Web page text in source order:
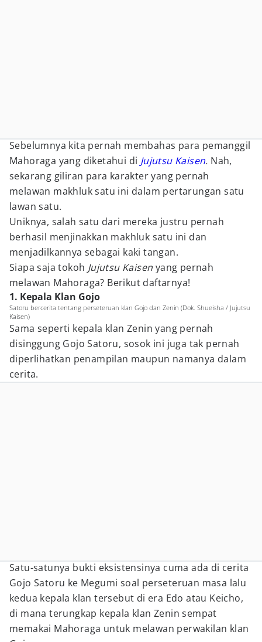
Sebelumnya kita pernah membahas para pemanggil
Mahoraga yang diketahui di Jujutsu Kaisen. Nah,
sekarang giliran para karakter yang pernah
melawan makhluk satu ini dalam pertarungan satu
lawan satu.
Uniknya, salah satu dari mereka justru pernah
berhasil menjinakkan makhluk satu ini dan
menjadilkannya sebagai kaki tangan.
Siapa saja tokoh Jujutsu Kaisen yang pernah
melawan Mahoraga? Berikut daftarnya!
1. Kepala Klan Gojo
Satoru bercerita tentang perseteruan klan Gojo dan Zenin (Dok. Shueisha / Jujutsu
Kaisen)
Sama seperti kepala klan Zenin yang pernah
disinggung Gojo Satoru, sosok ini juga tak pernah
diperlihatkan penampilan maupun namanya dalam
cerita.
Satu-satunya bukti eksistensinya cuma ada di cerita
Gojo Satoru ke Megumi soal perseteruan masa lalu
kedua kepala klan tersebut di era Edo atau Keicho,
di mana terungkap kepala klan Zenin sempat
memakai Mahoraga untuk melawan perwakilan klan